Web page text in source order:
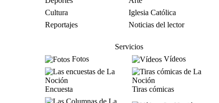
Cultura
Iglesia Católica
Reportajes
Noticias del lector
Servicios
Fotos
Vídeos
Encuesta Tiras cómicas